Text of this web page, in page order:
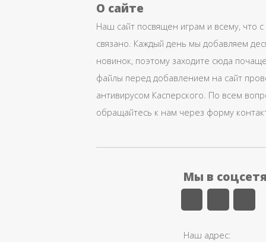
О сайте
Наш сайт посвящен играм и всему, что
связано. Каждый день мы добавляем
новинок, поэтому заходите сюда
файлы перед добавлением на сайт
антивирусом Касперского. По всем
обращайтесь к нам через форму
Мы в
Наш адрес: